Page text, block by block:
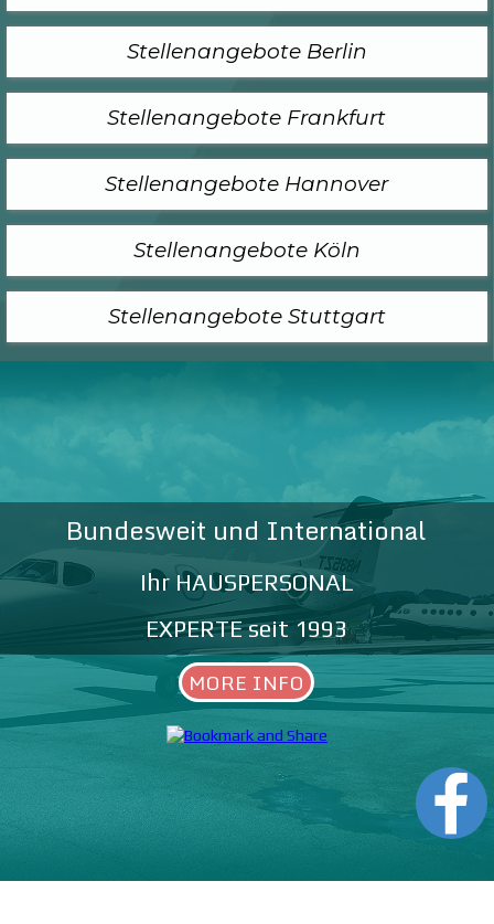
Stellenangebote Berlin
Stellenangebote Frankfurt
Stellenangebote Hannover
Stellenangebote Köln
Stellenangebote Stuttgart
Bundesweit und International
Ihr HAUSPERSONAL
EXPERTEseit 1993
MORE INFO